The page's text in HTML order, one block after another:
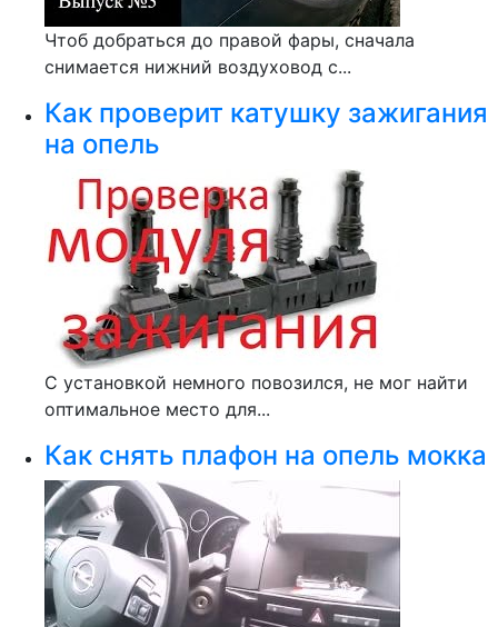
Чтоб добраться до правой фары, сначала
снимается нижний воздуховод с...
Как проверит катушку зажигания
на опель
С установкой немного повозился, не мог найти
оптимальное место для...
Как снять плафон на опель мокка